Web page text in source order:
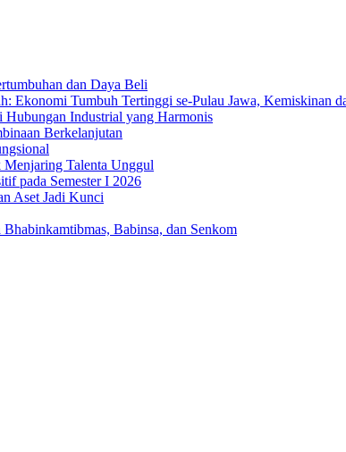
dan Daya Beli
Ekonomi Tumbuh Tertinggi se-Pulau Jawa, Kemiskinan
Hubungan Industrial yang Harmonis
Berkelanjutan
Menjaring Talenta Unggul
pada Semester I 2026
Aset Jadi Kunci
Babinsa, dan Senkom